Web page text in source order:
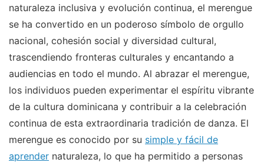
naturaleza inclusiva y evolución continua, el merengue
se ha convertido en un poderoso símbolo de orgullo
nacional, cohesión social y diversidad cultural,
trascendiendo fronteras culturales y encantando a
audiencias en todo el mundo. Al abrazar el merengue,
los individuos pueden experimentar el espíritu vibrante
de la cultura dominicana y contribuir a la celebración
continua de esta extraordinaria tradición de danza. El
merengue es conocido por su simple y fácil de
aprender naturaleza, lo que ha permitido a personas